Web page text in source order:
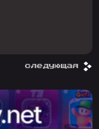
следующая